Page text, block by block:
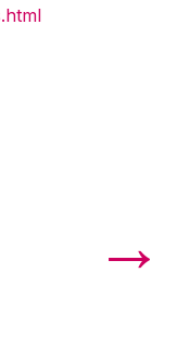
con el me...
con un es... →